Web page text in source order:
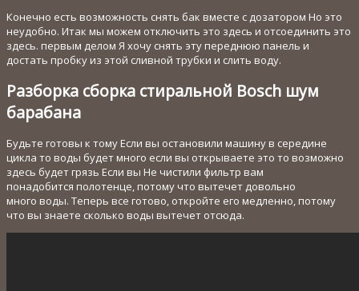
Конечно есть возможность снять бак вместе с дозатором Но это
неудобно. Итак мы можем отключить это здесь и отсоединить это
здесь. первым делом Я хочу снять эту переднюю панель и
достать пробку из этой сливной трубки и слить воду.
Разборка сборка стиральной Bosch шум
барабана
Будьте готовы к тому Если вы остановили машину в середине
цикла то воды будет много если вы открываете это то возможно
здесь будет грязь Если вы Не чистили фильтр вам
понадобится полотенце, потому что вытечет довольно
много воды. Теперь все готово, откройте его медленно, потому
что вы знаете сколько воды вытечет отсюда.